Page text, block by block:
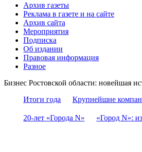
Архив газеты
Реклама в газете и на сайте
Архив сайта
Мероприятия
Подписка
Об издании
Правовая информация
Разное
Бизнес Ростовской области: новейшая
Итоги года
Крупнейшие
20-лет «Города N» «Город N»: